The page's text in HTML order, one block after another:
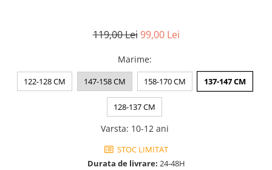
119,00 Lei 99,00 Lei
Marime:
122-128 CM 147-158 CM 158-170 CM 137-147 CM
128-137 CM
Varsta: 10-12 ani
STOC LIMITAT
Durata de livrare: 24-48H